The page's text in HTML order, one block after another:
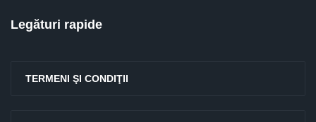
Legături rapide
TERMENI ŞI CONDIŢII